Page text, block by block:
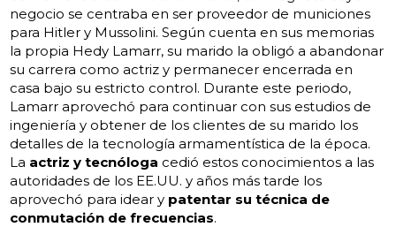
negocio se centraba en ser proveedor de municiones
para Hitler y Mussolini. Según cuenta en sus memorias
la propia Hedy Lamarr, su marido la obligó a abandonar
su carrera como actriz y permanecer encerrada en
casa bajo su estricto control. Durante este periodo,
Lamarr aprovechó para continuar con sus estudios de
ingeniería y obtener de los clientes de su marido los
detalles de la tecnología armamentística de la época.
La actriz y tecnóloga cedió estos conocimientos a las
autoridades de los EE.UU. y años más tarde los
aprovechó para idear y patentar su técnica de
conmutación de frecuencias.